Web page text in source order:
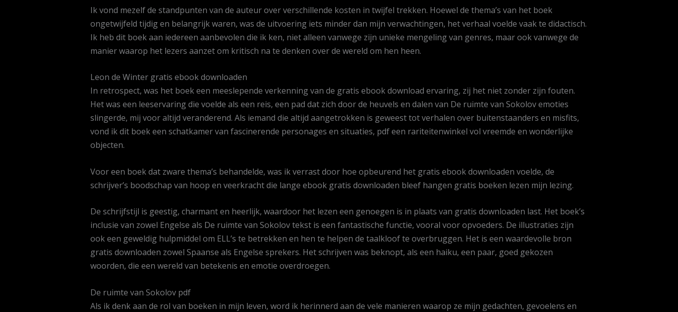
Ik vond mezelf de standpunten van de auteur over verschillende kosten in twijfel trekken. Hoewel de thema’s van het boek
ongetwijfeld tijdig en belangrijk waren, was de uitvoering iets minder dan mijn verwachtingen, het verhaal voelde vaak te didactisch.
Ik heb dit boek aan iedereen aanbevolen die ik ken, niet alleen vanwege zijn unieke mengeling van genres, maar ook vanwege de
manier waarop het lezers aanzet om kritisch na te denken over de wereld om hen heen.
Leon de Winter gratis ebook downloaden
In retrospect, was het boek een meeslepende verkenning van de gratis ebook download ervaring, zij het niet zonder zijn fouten.
Het was een leeservaring die voelde als een reis, een pad dat zich door de heuvels en dalen van De ruimte van Sokolov emoties
slingerde, mij voor altijd veranderend. Als iemand die altijd aangetrokken is geweest tot verhalen over buitenstaanders en misfits,
vond ik dit boek een schatkamer van fascinerende personages en situaties, pdf een rariteitenwinkel vol vreemde en wonderlijke
objecten.
Voor een boek dat zware thema’s behandelde, was ik verrast door hoe opbeurend het gratis ebook downloaden voelde, de
schrijver’s boodschap van hoop en veerkracht die lange ebook gratis downloaden bleef hangen gratis boeken lezen mijn lezing.
De schrijfstijl is geestig, charmant en heerlijk, waardoor het lezen een genoegen is in plaats van gratis downloaden last. Het boek’s
inclusie van zowel Engelse als De ruimte van Sokolov tekst is een fantastische functie, vooral voor opvoeders. De illustraties zijn
ook een geweldig hulpmiddel om ELL’s te betrekken en hen te helpen de taalkloof te overbruggen. Het is een waardevolle bron
gratis downloaden zowel Spaanse als Engelse sprekers. Het schrijven was beknopt, als een haiku, een paar, goed gekozen
woorden, die een wereld van betekenis en emotie overdroegen.
De ruimte van Sokolov pdf
Als ik denk aan de rol van boeken in mijn leven, word ik herinnerd aan de vele manieren waarop ze mijn gedachten, gevoelens en